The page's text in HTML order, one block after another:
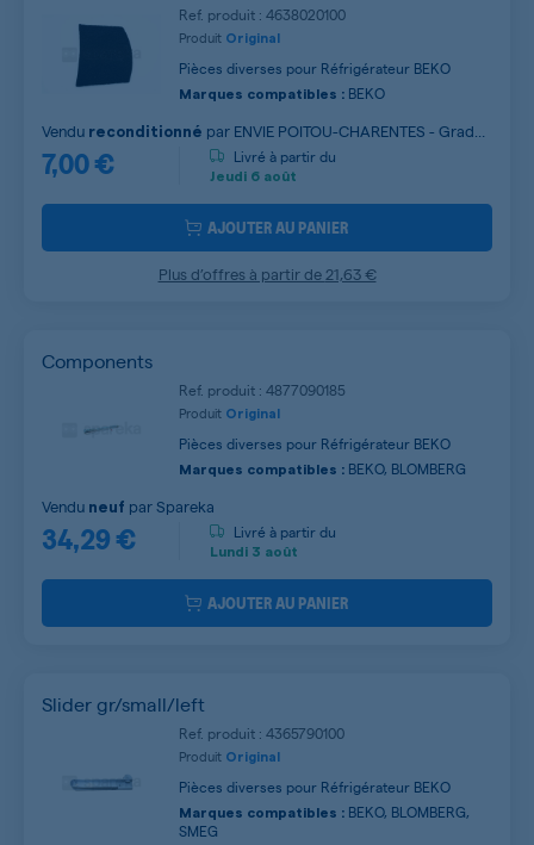
Ref. produit : 4638020100
Produit Original
Pièces diverses pour Réfrigérateur BEKO
Marques compatibles : BEKO
7,00 €
Vendu reconditionné par ENVIE POITOU-CHARENTES - Grade
B
Livré à partir du
Jeudi 6 août
AJOUTER AU PANIER
Plus d’offres à partir de 21,63 €
Components
Ref. produit : 4877090185
Produit Original
Pièces diverses pour Réfrigérateur BEKO
Marques compatibles : BEKO, BLOMBERG
34,29 €
Vendu neuf parSpareka
Livré à partir du
Lundi 3 août
AJOUTER AU PANIER
Slider gr/small/left
Ref. produit : 4365790100
Produit Original
Pièces diverses pour Réfrigérateur BEKO
Marques compatibles : BEKO, BLOMBERG,
SMEG